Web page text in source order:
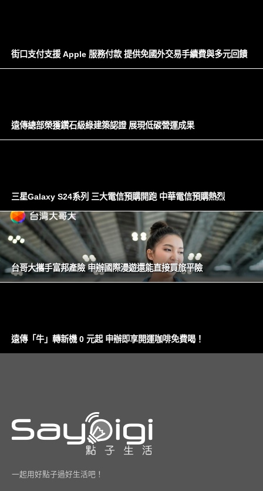
街口支付支援 Apple 服務付款 提供免國外交易手續費與多元回饋
遠傳總部榮獲鑽石級綠建築認證 展現低碳營運成果
三星Galaxy S24系列 三大電信預購開跑 中華電信預購熱烈
台哥大攜手富邦產險 申辦國際漫遊還能直接買旅平險
遠傳「牛」轉新機 0 元起 申辦即享開運咖啡免費喝！
一起用好點子過好生活吧！